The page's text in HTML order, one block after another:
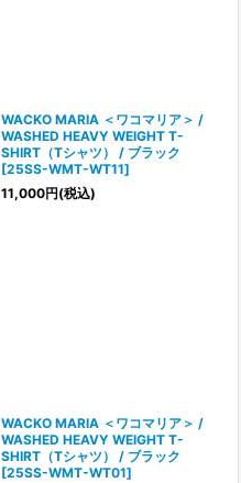
WACKO MARIA ＜ワコマリア＞ /
WASHED HEAVY WEIGHT T-
SHIRT（Tシャツ） / ブラック
[25SS-WMT-WT11]
11,000円(税込)
WACKO MARIA ＜ワコマリア＞ /
WASHED HEAVY WEIGHT T-
SHIRT（Tシャツ） / ブラック
[25SS-WMT-WT01]